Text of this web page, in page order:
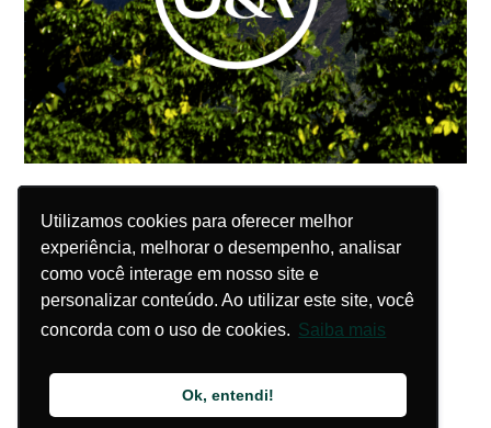
Utilizamos cookies para oferecer melhor
experiência, melhorar o desempenho, analisar
como você interage em nosso site e
personalizar conteúdo. Ao utilizar este site, você
concorda com o uso de cookies. Saiba mais
Ok, entendi!
Utilizamos cookies para oferecer melhor
experiência, melhorar o desempenho, analisar
como você interage em nosso site e
personalizar conteúdo. Ao utilizar este site, você
concorda com o uso de cookies. Saiba mais
Ok, entendi!